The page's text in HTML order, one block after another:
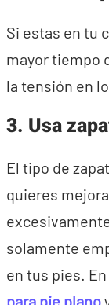
Si estas en tu
mayor tiempo
la tensión en
3. Usa
El tipo de
quieres
solamente
en tus pies.
para pie plano